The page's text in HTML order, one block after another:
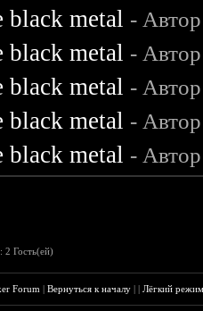
black metal -
black metal -
black metal -
black metal -
black metal -
2 Гость(ей)
Forum |Вернуться к началу ||Лёгкий